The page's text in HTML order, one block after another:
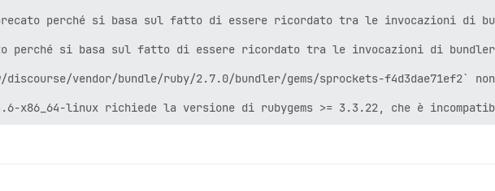
perché si basa sul fatto di essere ricordato tra le
perché si basa sul fatto di essere ricordato tra le invocazioni di
vendor/bundle/ruby/2.7.0/bundler/gems/sprockets-f4d3dae71ef2`